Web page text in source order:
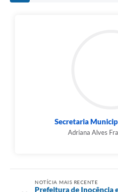
Secretaria
Adriana Alves
NOTÍCIA MAIS RECENTE
Prefeitura de Inocência